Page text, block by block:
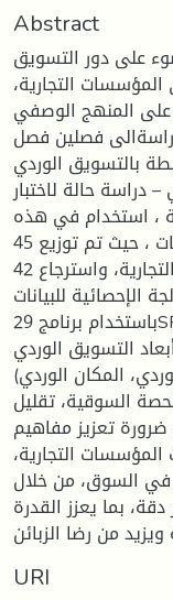
Abstract
على دور التسويق
التجارية،
على المنهج الوصفي
فصلين فصل
بالتسويق الوردي
دراسة حالة لاختبار
، استخدام في هذه
الدراسة أداة الاستبيان لجمع البيانات ، حيث تم توزيع 45
استبيانًا على عينة من المؤسسات التجارية، واسترجاع 42
الإحصائية للبيانات
باستخدام برنامج 29SPSS ، توصلت الدراسة إلى وجود علاقة
التسويق الوردي
المكان الوردي)
السوقية، تقليل
ضرورة تعزيز مفاهيم
التجارية،
في السوق، من خلال
بما يعزز القدرة
URI